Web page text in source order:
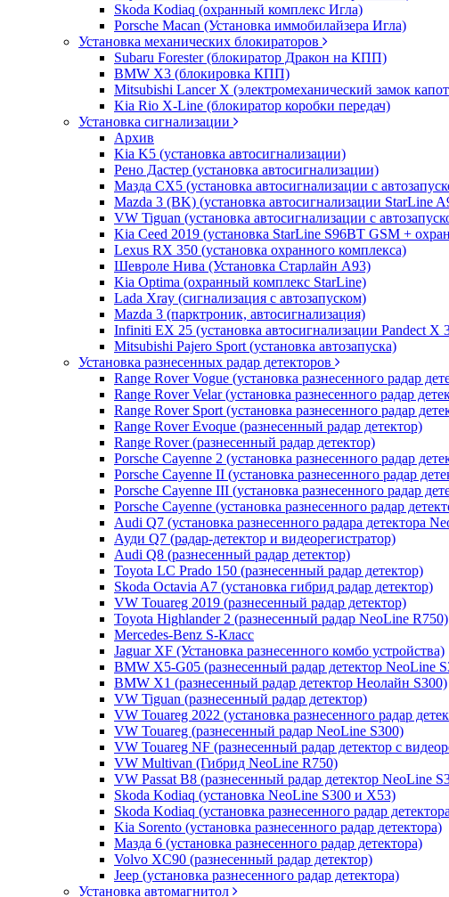
Skoda Kodiaq (охранный комплекс Игла)
Porsche Macan (Установка иммобилайзера Игла)
Установка механических блокираторов
Subaru Forester (блокиратор Дракон на КПП)
BMW X3 (блокировка КПП)
Mitsubishi Lancer X (электромеханический замок
Kia Rio X-Line (блокиратор коробки передач)
Установка сигнализации
Архив
Kia K5 (установка автосигнализации)
Рено Дастер (установка автосигнализации)
Мазда CХ5 (установка автосигнализации с
Mazda 3 (BK) (установка автосигнализации StarLine
VW Tiguan (установка автосигнализации с
Kia Ceed 2019 (установка StarLine S96BT GSM +
Lexus RX 350 (установка охранного комплекса)
Шевроле Нива (Установка Старлайн А93)
Kia Optima (охранный комплекс StarLine)
Lada Xray (сигнализация с автозапуском)
Mazda 3 (парктроник, автосигнализация)
Infiniti EX 25 (установка автосигнализации Pandect X
Mitsubishi Pajero Sport (установка автозапуска)
Установка разнесенных радар детекторов
Range Rover Vogue (установка разнесенного радар
Range Rover Velar (установка разнесенного радар
Range Rover Sport (установка разнесенного радар
Range Rover Evoque (разнесенный радар детектор)
Range Rover (разнесенный радар детектор)
Porsche Cayenne 2 (установка разнесенного радар
Porsche Cayenne II (установка разнесенного радар
Porsche Cayenne III (установка разнесенного радар
Porsche Cayenne (установка разнесенного радар
Audi Q7 (установка разнесенного радара детектора
Ауди Q7 (радар-детектор и видеорегистратор)
Audi Q8 (разнесенный радар детектор)
Toyota LC Prado 150 (разнесенный радар детектор)
Skoda Octavia A7 (установка гибрид радар детектор)
VW Touareg 2019 (разнесенный радар детектор)
Toyota Highlander 2 (разнесенный радар NeoLine R750)
Mercedes-Benz S-Класс
Jaguar XF (Установка разнесенного комбо устройства)
BMW X5-G05 (разнесенный радар детектор NeoLine
BMW X1 (разнесенный радар детектор Неолайн S300)
VW Tiguan (разнесенный радар детектор)
VW Touareg 2022 (установка разнесенного радар
VW Touareg (разнесенный радар NeoLine S300)
VW Touareg NF (разнесенный радар детектор с
VW Multivan (Гибрид NeoLine R750)
VW Passat B8 (разнесенный радар детектор NeoLine
Skoda Kodiaq (установка NeoLine S300 и X53)
Skoda Kodiaq (установка разнесенного радар
Kia Sorento (установка разнесенного радар детектора)
Мазда 6 (установка разнесенного радар детектора)
Volvo XC90 (разнесенный радар детектор)
Jeep (установка разнесенного радар детектора)
Установка автомагнитол